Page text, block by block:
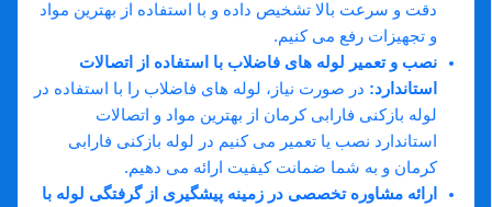
دقت و سرعت بالا تشخیص داده و با استفاده از بهترین مواد
و تجهیزات رفع می کنیم.
نصب و تعمیر لوله های فاضلاب با استفاده از اتصالات
استاندارد: در صورت نیاز، لوله های فاضلاب را با استفاده در
لوله بازکنی فارابی کرمان از بهترین مواد و اتصالات
استاندارد نصب یا تعمیر می کنیم در لوله بازکنی فارابی
کرمان و به شما ضمانت کیفیت ارائه می دهیم.
ارائه مشاوره تخصصی در زمینه پیشگیری از گرفتگی لوله با